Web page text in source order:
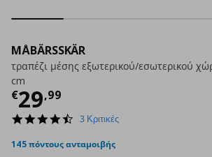
MÅBÄRSSKÄR
τραπέζι μέσης εξωτερικού/εσωτερικού
cm
€29,99
Τρέχουσα τιμή
4.3
rating
3 Κριτικές
145 πόντους ανταμοιβής